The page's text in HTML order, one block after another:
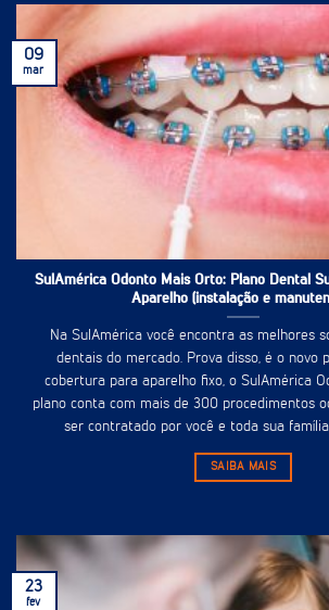
SulAmérica Odonto Mais Orto: Plano Dental
Aparelho (instalação e
Na SulAmérica você encontra as melhores
dentais do mercado. Prova disso, é o novo
cobertura para aparelho fixo, o SulAmérica
plano conta com mais de 300 procedimentos
ser contratado por você e toda sua família
SAIBA MAIS
09
mar
23
fev